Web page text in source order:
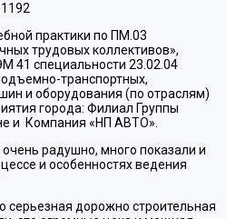
практики по ПМ.03
трудовых коллективов»,
41 специальности 23.02.04
транспортных,
и оборудования (по отраслям)
города: Филиал Группы
и Компания «НП АВТО».
радушно, много показали и
и особенностях ведения
серьезная дорожно строительная